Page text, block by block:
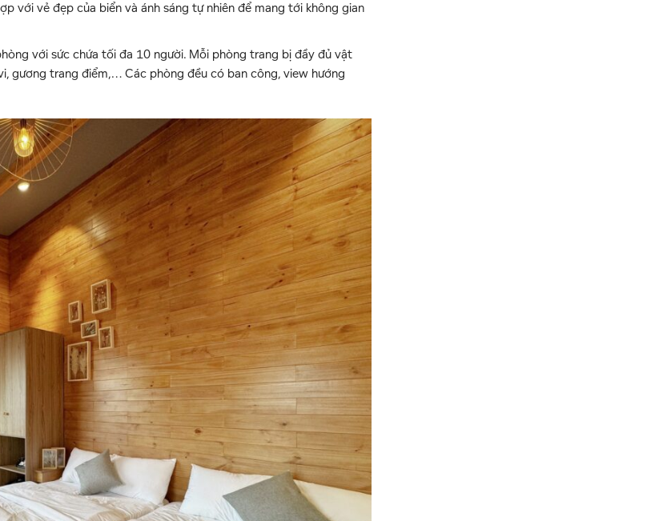
với vẻ đẹp của biển và ánh sáng tự nhiên để mang tới không gian
với sức chứa tối đa 10 người. Mỗi phòng trang bị đầy đủ vật
gương trang điểm,… Các phòng đều có ban công, view hướng